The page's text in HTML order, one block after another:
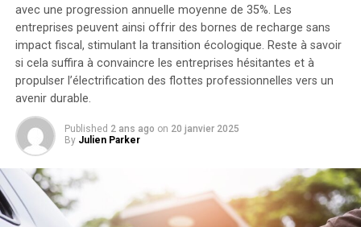
Intégration dans un Écosystème
Intelligent
Le Solarbank 2 AC s’intègre parfaitement dans un
écosystème énergétique intelligent grâce à sa
compatibilité avec le compteur Anker SOLIX Smart et
les prises intelligentes proposées par Anker. cette
consommation électrique tout en réduisant les pertes
énergétiques inutiles. De plus, Anker SOLIX prévoit
d’étendre cette compatibilité aux dispositifs Shelly.
avec une progression annuelle moyenne de 35%. Les
entreprises peuvent ainsi offrir des bornes de recharge sans
impact fiscal, stimulant la transition écologique. Reste à savoir
si cela suffira à convaincre les entreprises hésitantes et à
propulser l’électrification des flottes professionnelles vers un
avenir durable.
Published 2 ans ago on 20 janvier 2025
By Julien Parker